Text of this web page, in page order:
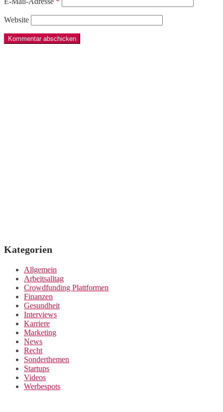
Website
Kategorien
Allgemein
Arbeitsalltag
Crowdfunding Plattformen
Finanzen
Gesundheit
Interviews
Karriere
Marketing
News
Recht
Sonderthemen
Startups
Videos
Werbespots